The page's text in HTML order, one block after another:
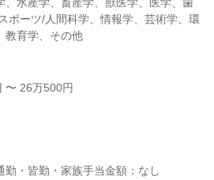
ポーツ/人間科学、情報学、芸術学、環
教育学、その他
〜 26万500円
・皆勤・家族手当金額：なし